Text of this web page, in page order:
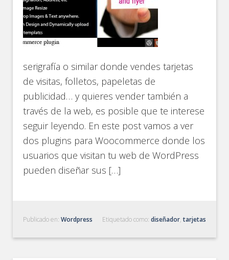
serigrafía o similar donde vendes tarjetas
de visitas, folletos, papeletas de
publicidad… y quieres vender también a
través de la web, es posible que te interese
seguir leyendo. En este post vamos a ver
dos plugins para Woocommerce donde los
usuarios que visitan tu web de WordPress
pueden diseñar sus […]
Publicado en:Wordpress Etiquetado como: diseñador, tarjetas